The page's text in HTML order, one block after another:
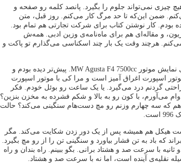
چیزی نمی‌تواند جلوم را بگیرد. پانصد کلمه رو صفحه و
ضمن این‌که تا حد مرگ کار می‌کنم. روز قبل، متن
بودم. کار نوشتن کتاب برای شرکت تجارتی هم تمام بود.
و مقاله‌ای هم برای ماه‌نامه‌ی وزین ادبی. همه‌ش
هرچند وقت یک‌ بار چند اسکناسی می‌گذارم تو پاکت و
هفته‌ی پیش با نرگس رفتیم به تماشای نمایش موتور MW Agusta F4 7500cc. پیش‌تر دیده بودم و
اسپورت اغراق آمیز است و مرا کی با موتور اسپورت
گردنم درد می‌گیرد. یا یک ساعت رو بوئل خودم. فکر
می‌آورم، با کون رو به بالا و شکم فشرده به مخزن بنزین؟
هم که سه چهارم وزنم رو مچ دست‌هام سنگینی می‌کند؟ حالت
هیکل هم همیشه پس از یک دور زدن شکایت می‌کند. مگر
که باد به تن فشار بیاورد و سنگینی تن را از رو مچ بگیرد.
با سرعت صد و هشتاد برانی. بگو ببینم. راه بندان و راه
نقلیه‌ی آینده است، اما نه با سرعت صد و هشتاد.